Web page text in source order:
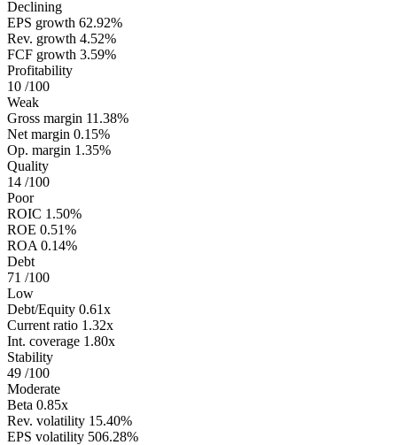
Declining
EPS growth 62.92%
Rev. growth 4.52%
FCF growth 3.59%
Profitability
10 /100
Weak
Gross margin 11.38%
Net margin 0.15%
Op. margin 1.35%
Quality
14 /100
Poor
ROIC 1.50%
ROE 0.51%
ROA 0.14%
Debt
71 /100
Low
Debt/Equity 0.61x
Current ratio 1.32x
Int. coverage 1.80x
Stability
49 /100
Moderate
Beta 0.85x
Rev. volatility 15.40%
EPS volatility 506.28%